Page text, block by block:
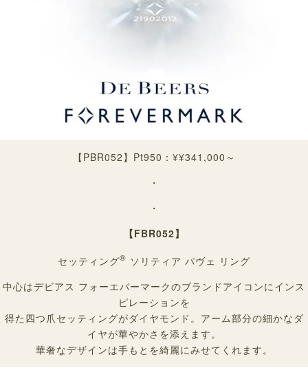
【PBR052】 Pt950：¥¥341,000～
・
・
【FBR052】
セッティング® ソリティア パヴェ リング
中心はデビアス フォーエバーマークのブランドアイコンにインス
ピレーションを
得た四つ爪セッティングがダイヤモンド。アーム部分の細かなダ
イヤが華やかさを添えます。
華奢なデザインは手もとを綺麗にみせてくれます。